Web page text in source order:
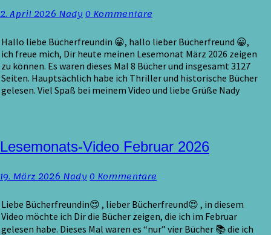
2026
2. April 2026NadyKommentare
0 Kommentare
Hallo liebe Bücherfreundin 😀, hallo lieber Bücherfreund 😀,
ich freue mich, Dir heute meinen Lesemonat März 2026 zeigen
zu können. Es waren dieses Mal 8 Bücher und insgesamt 3127
Seiten. Hauptsächlich habe ich Thriller und historische Bücher
gelesen. Viel Spaß bei meinem Video und liebe Grüße Nady
Lesemonats-
Video
2026
Lesemonats-Video Februar 2026
19. März 2026NadyKommentare
0 Kommentare
Liebe Bücherfreundin😍 , lieber Bücherfreund😍 , in diesem
Video möchte ich Dir die Bücher zeigen, die ich im Februar
gelesen habe. Dieses Mal waren es “nur” vier Bücher 📚 die ich